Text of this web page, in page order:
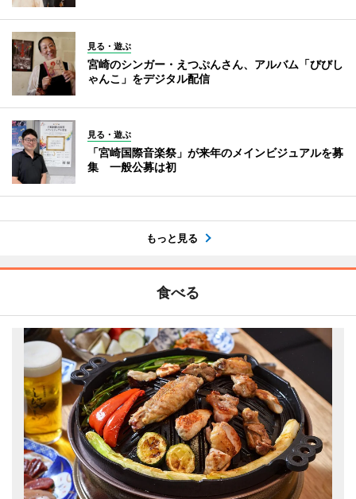
見る・遊ぶ
宮崎のシンガー・えつぷんさん、アルバム「びびし
ゃんこ」をデジタル配信
見る・遊ぶ
「宮崎国際音楽祭」が来年のメインビジュアルを募
集 一般公募は初
もっと見る
食べる